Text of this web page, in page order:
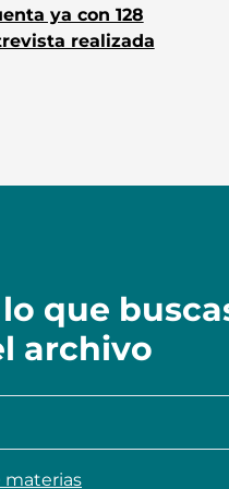
ya con 128
realizada
que
archivo
materias